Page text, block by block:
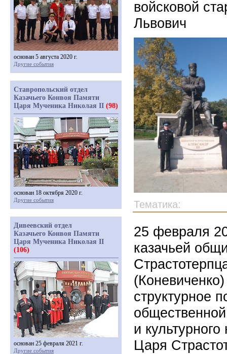
войсковой
Львович
Тематика:
25 февраля
казачьей
структурное
и
Царя
основан 5 августа 2020 г.
Другие события
Ставропольский отдел
Казачьего Конвоя Памяти
Царя Мученика Николая II (98)
основан 18 октября 2020 г.
Другие события
Дивеевский отдел
Казачьего Конвоя Памяти
Царя Мученика Николая II
(106)
основан 25 февраля 2021 г.
Другие события